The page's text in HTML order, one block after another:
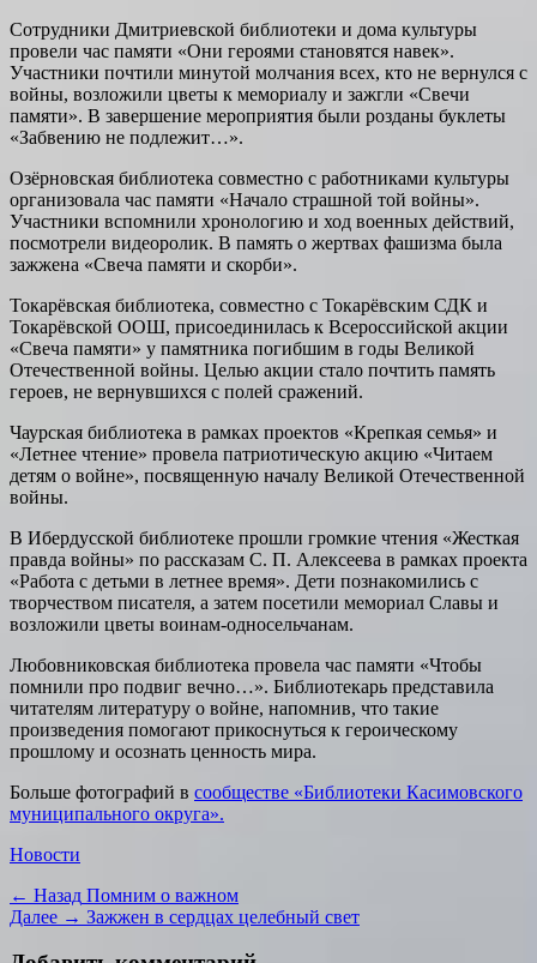
Сотрудники Дмитриевской библиотеки и дома культуры
провели час памяти «Они героями становятся навек».
Участники почтили минутой молчания всех, кто не вернулся с
войны, возложили цветы к мемориалу и зажгли «Свечи
памяти». В завершение мероприятия были розданы буклеты
«Забвению не подлежит…».
Озёрновская библиотека совместно с работниками культуры
организовала час памяти «Начало страшной той войны».
Участники вспомнили хронологию и ход военных действий,
посмотрели видеоролик. В память о жертвах фашизма была
зажжена «Свеча памяти и скорби».
Токарёвская библиотека, совместно с Токарёвским СДК и
Токарёвской ООШ, присоединилась к Всероссийской акции
«Свеча памяти» у памятника погибшим в годы Великой
Отечественной войны. Целью акции стало почтить память
героев, не вернувшихся с полей сражений.
Чаурская библиотека в рамках проектов «Крепкая семья» и
«Летнее чтение» провела патриотическую акцию «Читаем
детям о войне», посвященную началу Великой Отечественной
войны.
В Ибердусской библиотеке прошли громкие чтения «Жесткая
правда войны» по рассказам С. П. Алексеева в рамках проекта
«Работа с детьми в летнее время». Дети познакомились с
творчеством писателя, а затем посетили мемориал Славы и
возложили цветы воинам-односельчанам.
Любовниковская библиотека провела час памяти «Чтобы
помнили про подвиг вечно…». Библиотекарь представила
читателям литературу о войне, напомнив, что такие
произведения помогают прикоснуться к героическому
прошлому и осознать ценность мира.
Больше фотографий в сообществе «Библиотеки Касимовского
муниципального округа».
Категории
Новости
Навигация
по
← Назад Предыдущая
запись:
Помним о важном
Далее → Следующая
Зажжен в сердцах целебный свет